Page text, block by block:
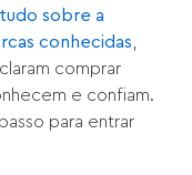
sobre a
conhecidas,
comprar
e confiam.
para entrar